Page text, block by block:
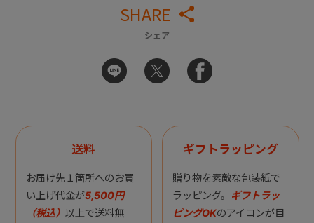
SHARE
シェア
送料
お届け先１箇所へのお買
い上げ代金が5,500円
（税込） 以上で送料無
ギフトラッピング
贈り物を素敵な包装紙で
ラッピング。 ギフトラッ
ピングOKのアイコンが目